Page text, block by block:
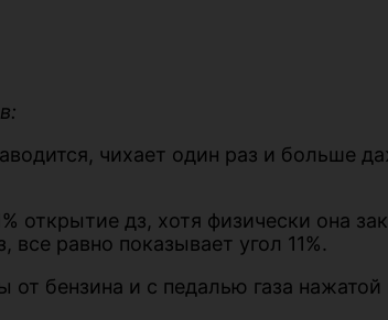
чихает один раз и больше
открытие дз, хотя физически она
равно показывает угол 11%.
от бензина и с педалью газа